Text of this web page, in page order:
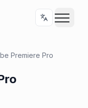
Premiere Pro